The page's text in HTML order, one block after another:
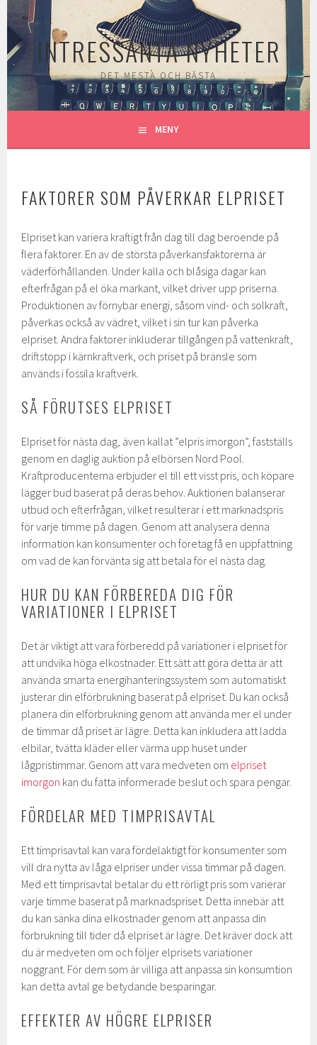
Gå
till
innehållINTRESSANTA NYHETER
DET MESTA OCH BÄSTA
MENY
FAKTORER SOM PÅVERKAR ELPRISET
Elpriset kan variera kraftigt från dag till dag beroende på
flera faktorer. En av de största påverkansfaktorerna är
väderförhållanden. Under kalla och blåsiga dagar kan
efterfrågan på el öka markant, vilket driver upp priserna.
Produktionen av förnybar energi, såsom vind- och solkraft,
påverkas också av vädret, vilket i sin tur kan påverka
elpriset. Andra faktorer inkluderar tillgången på vattenkraft,
driftstopp i kärnkraftverk, och priset på bränsle som
används i fossila kraftverk.
SÅ FÖRUTSES ELPRISET
Elpriset för nästa dag, även kallat ”elpris imorgon”, fastställs
genom en daglig auktion på elbörsen Nord Pool.
Kraftproducenterna erbjuder el till ett visst pris, och köpare
lägger bud baserat på deras behov. Auktionen balanserar
utbud och efterfrågan, vilket resulterar i ett marknadspris
för varje timme på dagen. Genom att analysera denna
information kan konsumenter och företag få en uppfattning
om vad de kan förvänta sig att betala för el nästa dag.
HUR DU KAN FÖRBEREDA DIG FÖR
VARIATIONER I ELPRISET
Det är viktigt att vara förberedd på variationer i elpriset för
att undvika höga elkostnader. Ett sätt att göra detta är att
använda smarta energihanteringssystem som automatiskt
justerar din elförbrukning baserat på elpriset. Du kan också
planera din elförbrukning genom att använda mer el under
de timmar då priset är lägre. Detta kan inkludera att ladda
elbilar, tvätta kläder eller värma upp huset under
lågpristimmar. Genom att vara medveten om elpriset
imorgon kan du fatta informerade beslut och spara pengar.
FÖRDELAR MED TIMPRISAVTAL
Ett timprisavtal kan vara fördelaktigt för konsumenter som
vill dra nytta av låga elpriser under vissa timmar på dagen.
Med ett timprisavtal betalar du ett rörligt pris som varierar
varje timme baserat på marknadspriset. Detta innebär att
du kan sänka dina elkostnader genom att anpassa din
förbrukning till tider då elpriset är lägre. Det kräver dock att
du är medveten om och följer elprisets variationer
noggrant. För dem som är villiga att anpassa sin konsumtion
kan detta avtal ge betydande besparingar.
EFFEKTER AV HÖGRE ELPRISER